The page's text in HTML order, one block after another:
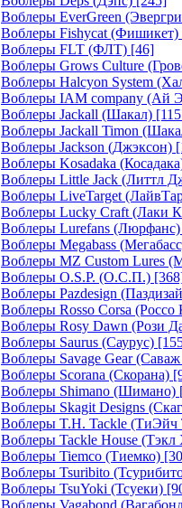
Воблеры EverGreen
Воблеры Fishycat (Фишикет)
Воблеры FLT (ФЛТ) [46]
Воблеры Grows Culture
Воблеры Halcyon System
Воблеры IAM company (Ай
Воблеры Jackall (Шакал)
Воблеры Jackall Timon
Воблеры Jackson (Джэксон)
Воблеры Kosadaka
Воблеры Little Jack (Литтл
Воблеры LiveTarget
Воблеры Lucky Craft (Лаки
Воблеры Lurefans (Люрфанс)
Воблеры Megabass
Воблеры MZ Custom Lures
Воблеры O.S.P. (О.С.П.)
Воблеры Pazdesign
Воблеры Rosso Corsa (Россо
Воблеры Rosy Dawn (Рози
Воблеры Saurus (Саурус)
Воблеры Savage Gear
Воблеры Scorana (Скорана)
Воблеры Shimano (Шимано)
Воблеры Skagit Designs
Воблеры T.H. Tackle (ТиЭйч
Воблеры Tackle House (Тэкл
Воблеры Tiemco (Тиемко)
Воблеры Tsuribito
Воблеры TsuYoki (Тсуеки)